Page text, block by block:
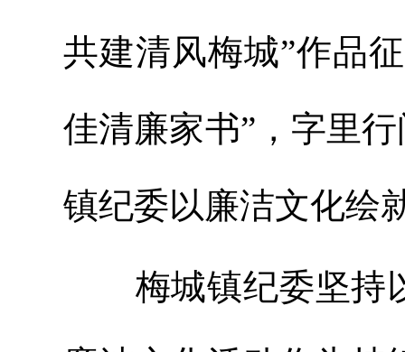
共建清风梅城”作品
佳清廉家书”，字里
镇纪委以廉洁文化绘
梅城镇纪委坚持以